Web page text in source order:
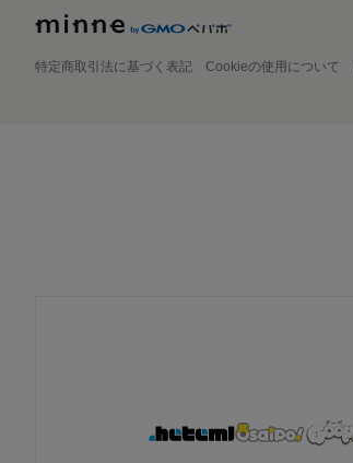
特定商取引法に基づく表記 Cookieの使用について